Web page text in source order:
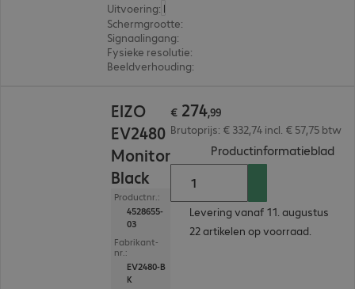
Uitvoering: Europa
Schermgrootte:
Signaalingang:
Fysieke resolutie:
Beeldverhouding:
EIZO
EV2480
Monitor
Black
Productnr.:
4528655-
03
Fabrikant-
nr.:
EV2480-B
K
€ 274,99
Brutoprijs: € 332,74 incl. € 57,75 btw
Productinformatieblad
Levering vanaf 11. augustus
22 artikelen op voorraad.